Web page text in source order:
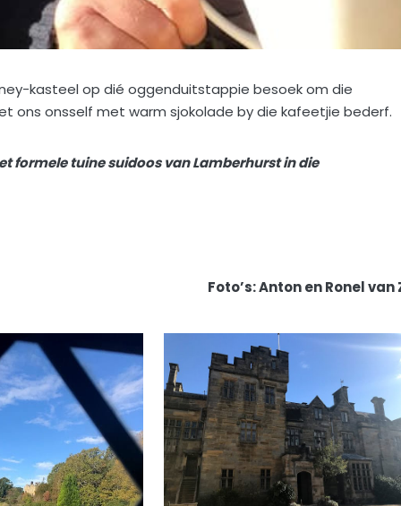
kasteel op dié oggenduitstappie besoek om die
ons onsself met warm sjokolade by die kafeetjie bederf.
formele tuine suidoos van Lamberhurst in die
Foto’s: Anton en Ronel van